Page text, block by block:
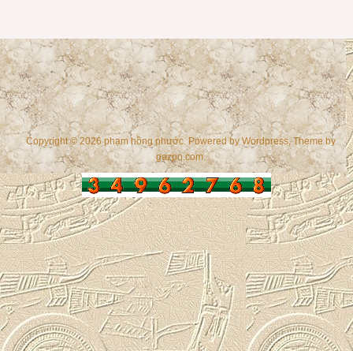
Copyright © 2026 phạm hồng phước. Powered byWordpress, Theme by
gazpo.com.